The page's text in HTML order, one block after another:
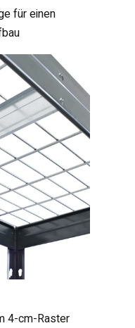
für einen
4-cm-Raster